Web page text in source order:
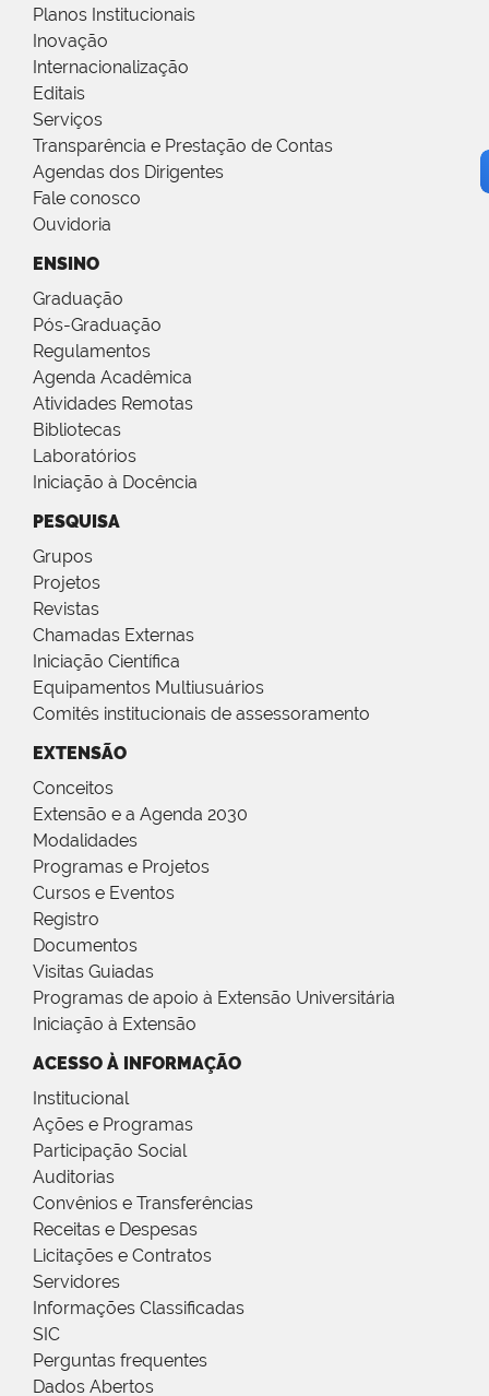
Planos Institucionais
Inovação
Internacionalização
Editais
Serviços
Transparência e Prestação de Contas
Agendas dos Dirigentes
Fale conosco
Ouvidoria
ENSINO
Graduação
Pós-Graduação
Regulamentos
Agenda Acadêmica
Atividades Remotas
Bibliotecas
Laboratórios
Iniciação à Docência
PESQUISA
Grupos
Projetos
Revistas
Chamadas Externas
Iniciação Científica
Equipamentos Multiusuários
Comitês institucionais de assessoramento
EXTENSÃO
Conceitos
Extensão e a Agenda 2030
Modalidades
Programas e Projetos
Cursos e Eventos
Registro
Documentos
Visitas Guiadas
Programas de apoio à Extensão Universitária
Iniciação à Extensão
ACESSO À INFORMAÇÃO
Institucional
Ações e Programas
Participação Social
Auditorias
Convênios e Transferências
Receitas e Despesas
Licitações e Contratos
Servidores
Informações Classificadas
SIC
Perguntas frequentes
Dados Abertos